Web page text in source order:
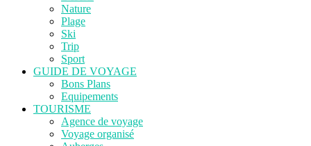
Nature
Plage
Ski
Trip
Sport
GUIDE DE VOYAGE
Bons Plans
Equipements
TOURISME
Agence de voyage
Voyage organisé